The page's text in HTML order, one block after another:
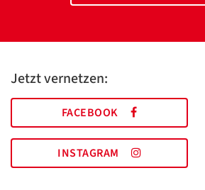
Jetzt vernetzen:
FACEBOOK
INSTAGRAM